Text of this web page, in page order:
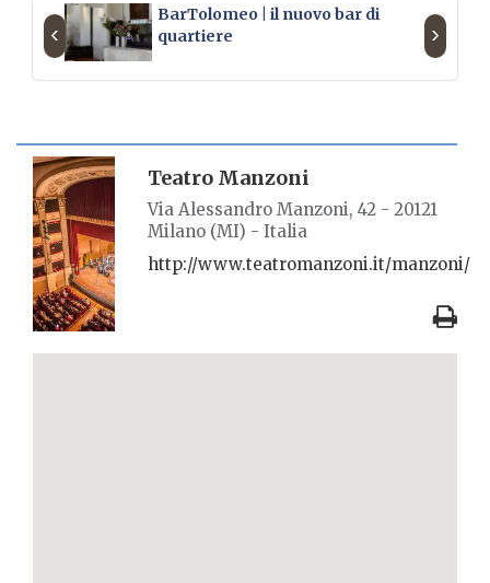
BarTolomeo | il nuovo bar di
quartiere
‹ ›
Teatro Manzoni
Via Alessandro Manzoni, 42 - 20121
Milano (MI) - Italia
http://www.teatromanzoni.it/manzoni/